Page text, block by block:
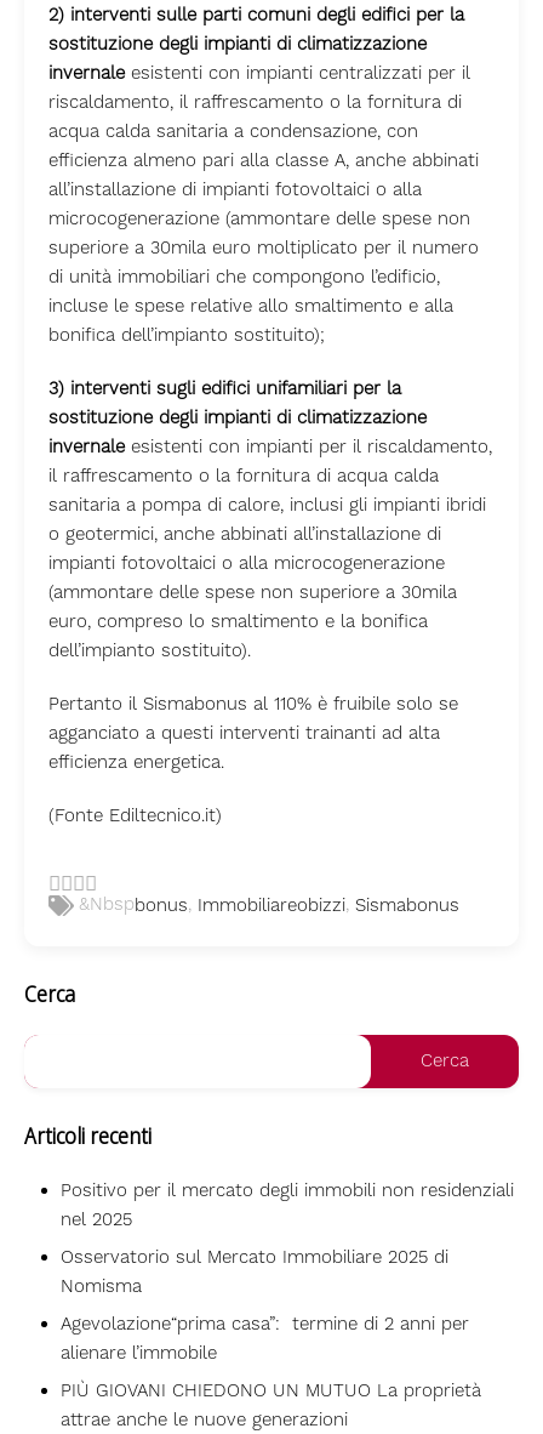
2) interventi sulle parti comuni degli edifici per la
sostituzione degli impianti di climatizzazione
invernaleesistenti con impianti centralizzati per il
riscaldamento, il raffrescamento o la fornitura di
acqua calda sanitaria a condensazione, con
efficienza almeno pari alla classe A, anche abbinati
all’installazione di impianti fotovoltaici o alla
microcogenerazione (ammontare delle spese non
superiore a 30mila euro moltiplicato per il numero
di unità immobiliari che compongono l’edificio,
incluse le spese relative allo smaltimento e alla
bonifica dell’impianto sostituito);
3) interventi sugli edifici unifamiliari per la
sostituzione degli impianti di climatizzazione
invernaleesistenti con impianti per il riscaldamento,
il raffrescamento o la fornitura di acqua calda
sanitaria a pompa di calore, inclusi gli impianti ibridi
o geotermici, anche abbinati all’installazione di
impianti fotovoltaici o alla microcogenerazione
(ammontare delle spese non superiore a 30mila
euro, compreso lo smaltimento e la bonifica
dell’impianto sostituito).
Pertanto il Sismabonus al 110% è fruibile solo se
agganciato a questi interventi trainanti ad alta
efficienza energetica.
(Fonte Ediltecnico.it)
&nbspBonus, Immobiliareobizzi, Sismabonus
Cerca
Articoli recenti
Positivo per il mercato degli immobili non residenziali
nel 2025
Osservatorio sul Mercato Immobiliare 2025 di
Nomisma
Agevolazione“prima casa”: termine di 2 anni per
alienare l’immobile
PIÙ GIOVANI CHIEDONO UN MUTUO La proprietà
attrae anche le nuove generazioni